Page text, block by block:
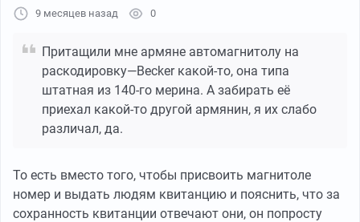
9 месяцев назад 0
Притащили мне армяне автомагнитолу на
раскодировку—Becker какой-то, она типа
штатная из 140-го мерина. А забирать её
приехал какой-то другой армянин, я их слабо
различал, да.
То есть вместо того, чтобы присвоить магнитоле
номер и выдать людям квитанцию и пояснить, что за
сохранность квитанции отвечают они, он попросту